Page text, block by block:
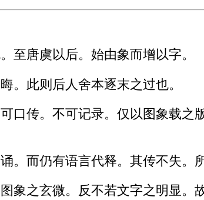
至唐虞以后。始由象而增以字。
。此则后人舍本逐末之过也。
口传。不可记录。仅以图象载
。而仍有语言代释。其传不失。
象之玄微。反不若文字之明显。